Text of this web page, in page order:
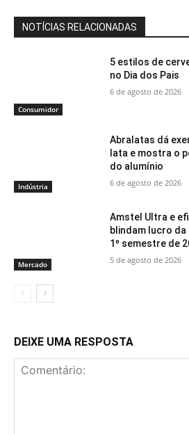
NOTÍCIAS RELACIONADAS
Consumidor
5 estilos de
no Dia dos Pais
6 de agosto de 2026
Indústria
Abralatas dá
lata e mostra o
do alumínio
6 de agosto de 2026
Mercado
Amstel Ultra e
blindam lucro da
1º semestre de
5 de agosto de 2026
DEIXE UMA RESPOSTA